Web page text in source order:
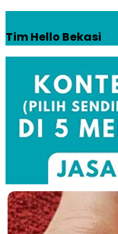
Tim Hello Bekasi